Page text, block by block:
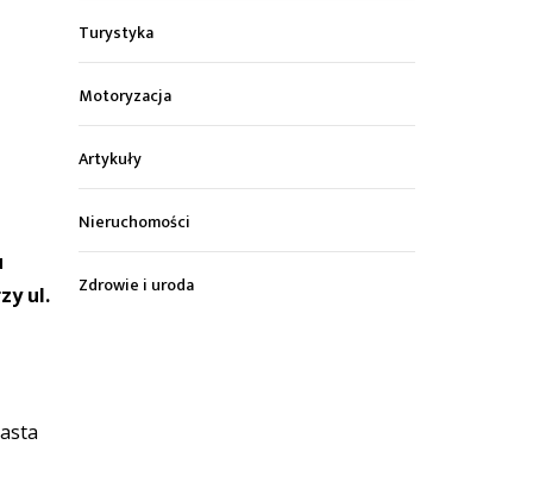
ul.
Turystyka
Motoryzacja
Artykuły
Nieruchomości
Zdrowie i uroda